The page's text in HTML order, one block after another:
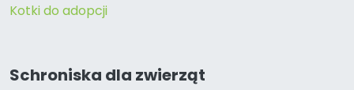
Kotki do adopcji
Schroniska dla zwierząt